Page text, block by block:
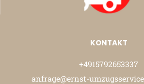
KONTAKT
+4915792653337
anfrage@ernst-